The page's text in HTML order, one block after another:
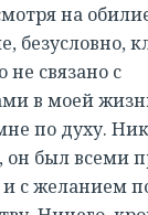
на
безусловно,
не связано с
в моей
по духу.
он был всеми
с желанием